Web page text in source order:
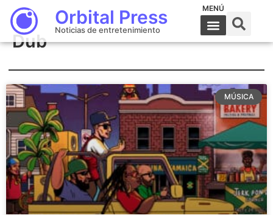
Orbital Press
Noticias de entretenimiento
MENÚ
Dub
MÚSICA